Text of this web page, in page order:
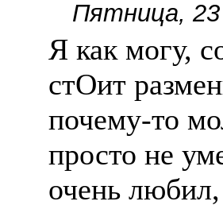
Пятница, 23
Я как могу,
стОит
почему-то
просто не
очень